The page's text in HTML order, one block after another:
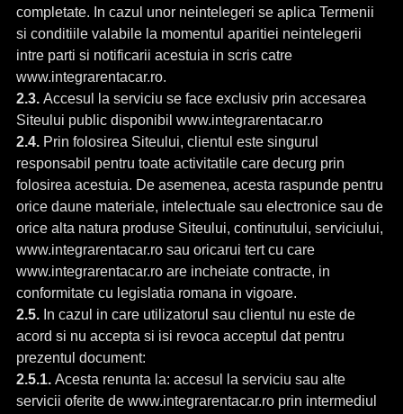
completate. In cazul unor neintelegeri se aplica Termenii
si conditiile valabile la momentul aparitiei neintelegerii
intre parti si notificarii acestuia in scris catre
www.integrarentacar.ro.
2.3.Accesul la serviciu se face exclusiv prin accesarea
Siteului public disponibil www.integrarentacar.ro
2.4.Prin folosirea Siteului, clientul este singurul
responsabil pentru toate activitatile care decurg prin
folosirea acestuia. De asemenea, acesta raspunde pentru
orice daune materiale, intelectuale sau electronice sau de
orice alta natura produse Siteului, continutului, serviciului,
www.integrarentacar.ro sau oricarui tert cu care
www.integrarentacar.ro are incheiate contracte, in
conformitate cu legislatia romana in vigoare.
2.5.In cazul in care utilizatorul sau clientul nu este de
acord si nu accepta si isi revoca acceptul dat pentru
prezentul document:
2.5.1.Acesta renunta la: accesul la serviciu sau alte
servicii oferite de www.integrarentacar.ro prin intermediul